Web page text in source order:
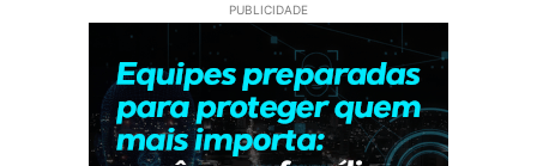
PUBLICIDADE